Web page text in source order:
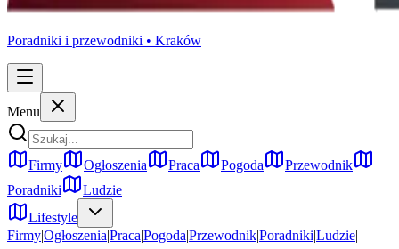
Poradniki i przewodniki • Kraków
Menu
Firmy Ogłoszenia Praca Pogoda
Przewodnik
Poradniki
Ludzie
Lifestyle
Firmy|Ogłoszenia|Praca|Pogoda|Przewodnik|Poradniki|Ludzie|